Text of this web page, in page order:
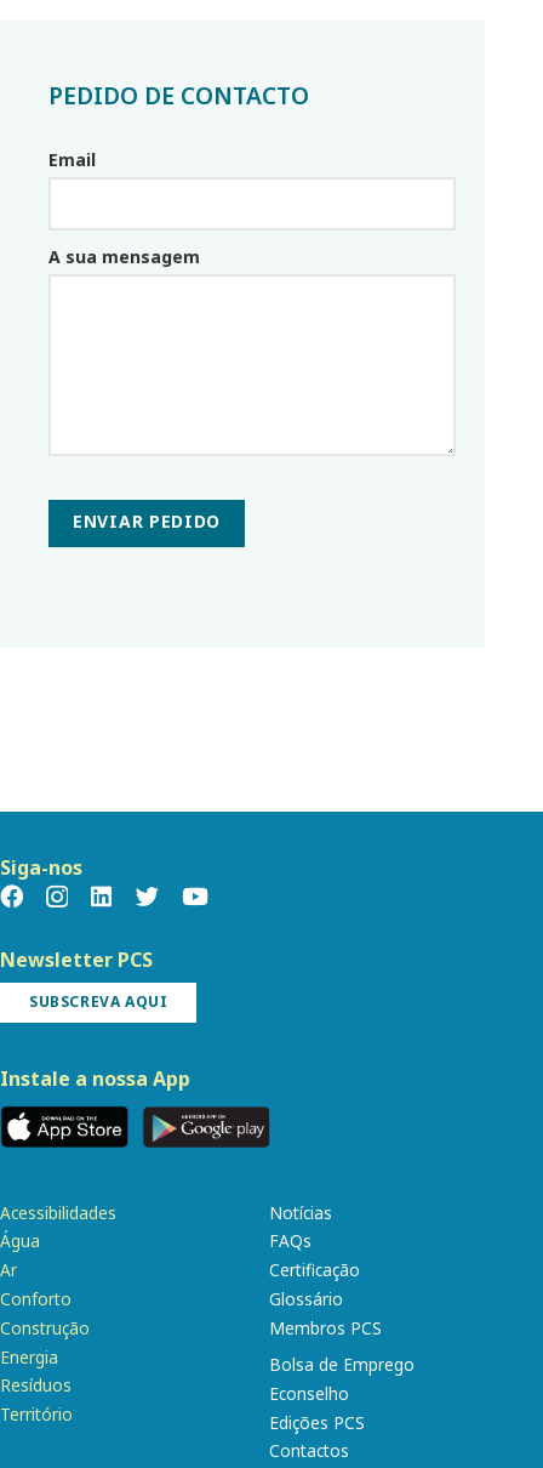
PEDIDO DE CONTACTO
Email
A sua mensagem
ENVIAR PEDIDO
Siga-nos
Newsletter PCS
SUBSCREVA AQUI
Instale a nossa App
Acessibilidades
Água
Ar
Conforto
Construção
Energia
Resíduos
Território
Notícias
FAQs
Certificação
Glossário
Membros PCS
Bolsa de Emprego
Econselho
Edições PCS
Contactos